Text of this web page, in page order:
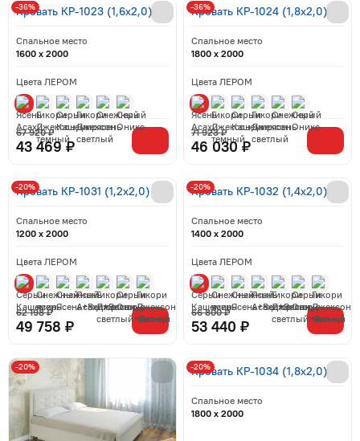
Кровать КР-1023 (1,6x2,0)
Спальное место
1600 x 2000
Цвета ЛЕРОМ
43 469 ₽
67 920 ₽
-36% Кровать КР-1024 (1,8x2,0)
Спальное место
1800 x 2000
Цвета ЛЕРОМ
46 030 ₽
71 923 ₽
-36%
Кровать КР-1031 (1,2x2,0)
Спальное место
1200 x 2000
Цвета ЛЕРОМ
49 758 ₽
62 198 ₽
-20% Кровать КР-1032 (1,4x2,0)
Спальное место
1400 x 2000
Цвета ЛЕРОМ
53 440 ₽
66 800 ₽
-20%
-20% Кровать КР-1034 (1,8x2,0)
Спальное место
1800 x 2000
-20%